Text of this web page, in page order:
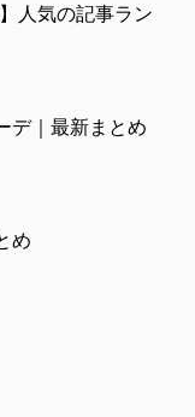
人気の記事ラン
デ｜最新まとめ
め